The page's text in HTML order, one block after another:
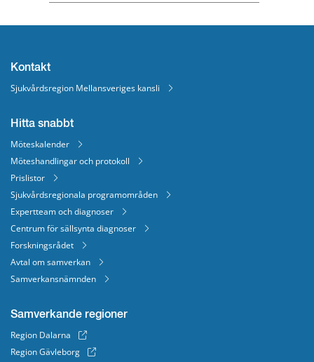
Kontakt
Sjukvårdsregion Mellansveriges kansli
Hitta snabbt
Möteskalender
Möteshandlingar och protokoll
Prislistor
Sjukvårdsregionala programområden
Expertteam och diagnoser
Centrum för sällsynta diagnoser
Forskningsrådet
Avtal om samverkan
Samverkansnämnden
Samverkande regioner
Region Dalarna
Region Gävleborg